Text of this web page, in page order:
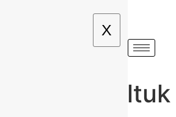
X
agusto koltuk